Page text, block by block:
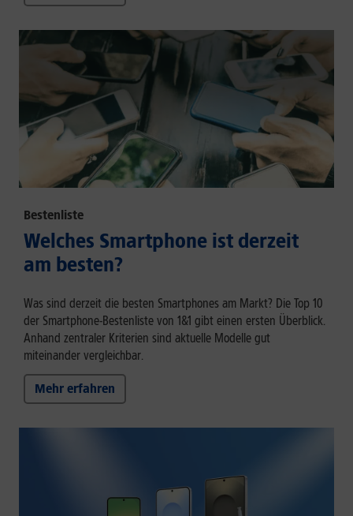
Bestenliste
Welches Smartphone ist derzeit
am besten?
Was sind derzeit die besten Smartphones am Markt? Die Top 10
der Smartphone-Bestenliste von 1&1 gibt einen ersten Überblick.
Anhand zentraler Kriterien sind aktuelle Modelle gut
miteinander vergleichbar.
Mehr erfahren